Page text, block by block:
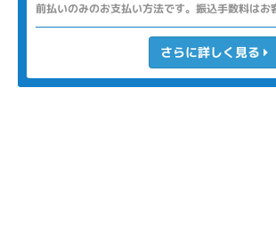
前払いのみのお支払い方法です。振込手数料はお
さらに詳しく見る